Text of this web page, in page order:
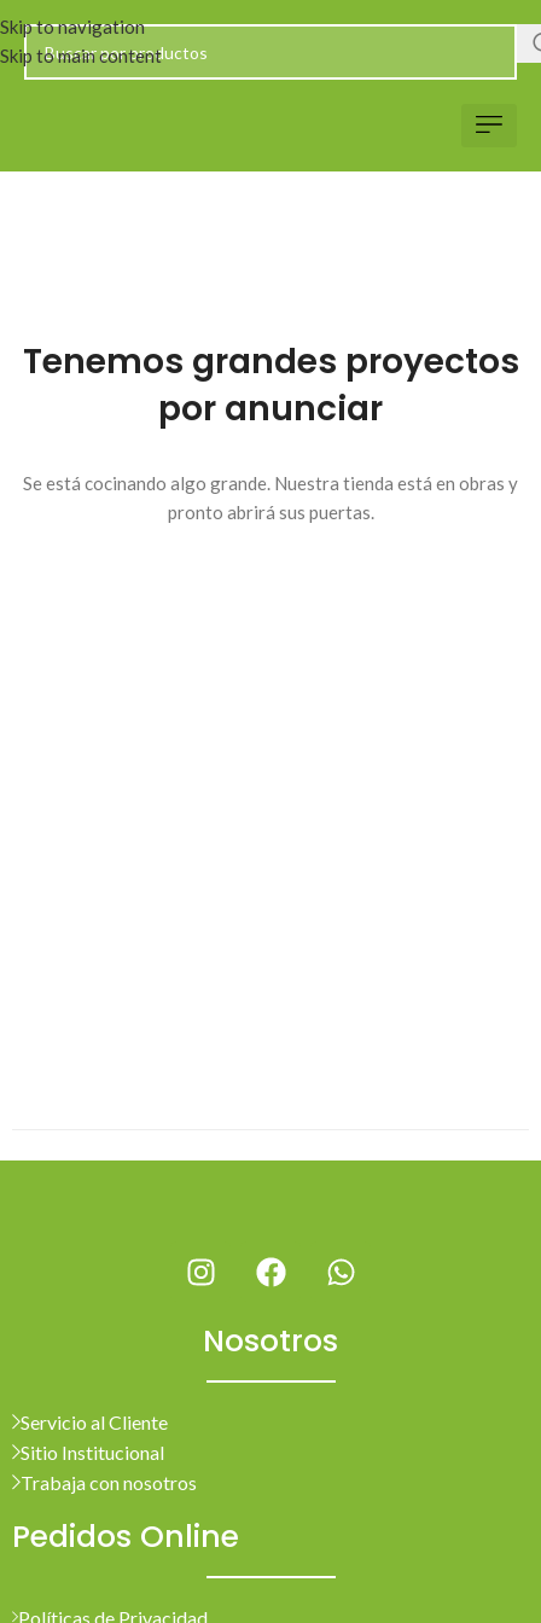
Skip to navigation
Skip to main content
Tenemos grandes proyectos
por anunciar
Se está cocinando algo grande. Nuestra tienda está en obras y
pronto abrirá sus puertas.
Nosotros
Servicio al Cliente
Sitio Institucional
Trabaja con nosotros
Pedidos Online
Políticas de Privacidad